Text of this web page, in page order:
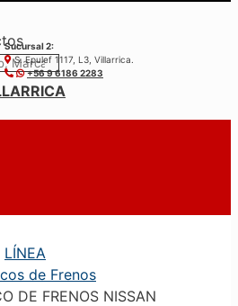
Sucursal 2:
S. Epulef 1117, L3, Villarrica.
+56 9 6186 2283
LÍNEA
de Frenos
DE FRENOS NISSAN